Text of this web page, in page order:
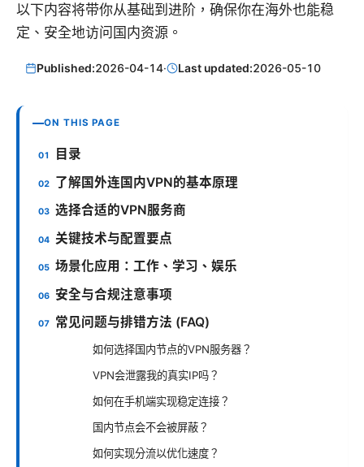
以下内容将带你从基础到进阶，确保你在海外也能稳
定、安全地访问国内资源。
Published:2026-04-14· Last updated:2026-05-10
ON THIS PAGE
目录
了解国外连国内VPN的基本原理
选择合适的VPN服务商
关键技术与配置要点
场景化应用：工作、学习、娱乐
安全与合规注意事项
常见问题与排错方法 (FAQ)
如何选择国内节点的VPN服务器？
VPN会泄露我的真实IP吗？
如何在手机端实现稳定连接？
国内节点会不会被屏蔽？
如何实现分流以优化速度？